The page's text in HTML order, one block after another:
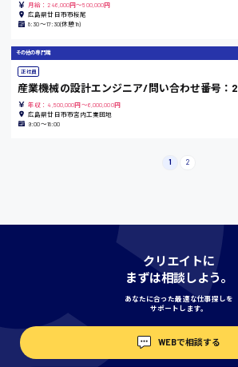
香川県
時給1100円〜
月給：246,000円～500,000円
広島県廿日市市桜尾
8:30〜17:30(休憩1h)
その他の専門職
正社員
産業機械の設計エンジニア/問い合わせ番号：2
年収：4,500,000円～6,000,000円
広島県廿日市市宮内工業団地
9:00〜18:00
1 2
クリエイトに
まずは相談しよう。
あなたに合った最適な仕事探しを
サポートします。
WEBで相談する